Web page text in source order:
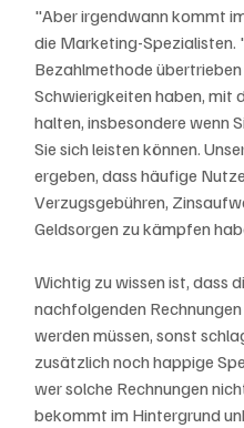
"Aber irgendwann kommt
die Marketing-Spezialisten.
Bezahlmethode übertrieben
Schwierigkeiten haben, mit
halten, insbesondere wenn
Sie sich leisten können.
ergeben, dass häufige
Verzugsgebühren,
Geldsorgen zu kämpfen
Wichtig zu wissen ist, dass
nachfolgenden
werden müssen, sonst
zusätzlich noch happige
wer solche Rechnungen
bekommt im Hintergrund